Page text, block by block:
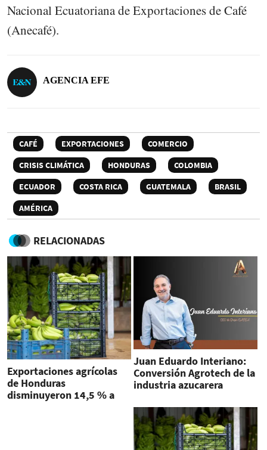
Nacional Ecuatoriana de Exportaciones de Café
(Anecafé).
AGENCIA EFE
CAFÉ EXPORTACIONES
COMERCIO
CRISIS CLIMÁTICA
HONDURAS
COLOMBIA
ECUADOR
COSTA RICA GUATEMALA
BRASIL
AMÉRICA
RELACIONADAS
Exportaciones agrícolas
de Honduras
disminuyeron 14,5 % a
Juan Eduardo Interiano:
Conversión Agrotech de la
industria azucarera